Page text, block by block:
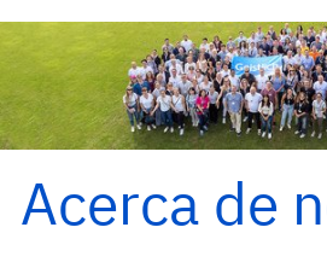
Acerca de